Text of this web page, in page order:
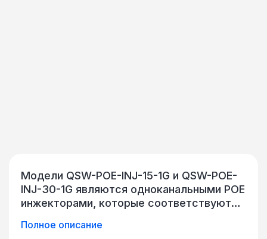
Модели QSW-POE-INJ-15-1G и QSW-POE-
INJ-30-1G являются одноканальными POE
инжекторами, которые соответствуют
мощностью от 15 до 30 Вт (в
Полное описание